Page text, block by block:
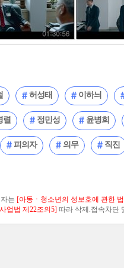
허성태 이하늬
렬 정민성 윤병희
피의자 의무 직진
는 [아동ㆍ청소년의 성보호에 관한
업법 제22조의5] 따라 삭제.접속차단